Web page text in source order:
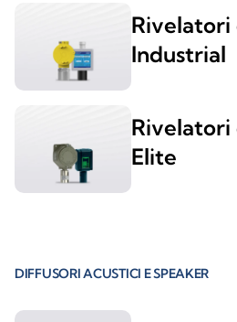
Rivelatori
Industrial
Rivelatori
Elite
DIFFUSORI ACUSTICI E SPEAKER